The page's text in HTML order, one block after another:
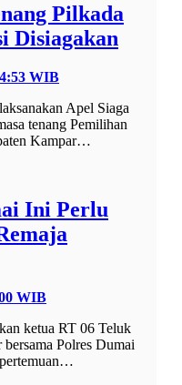
Pilkada
Disiagakan
WIB
Apel Siaga
tenang Pemilihan
Kampar…
Ini Perlu
WIB
ketua RT 06 Teluk
Polres Dumai